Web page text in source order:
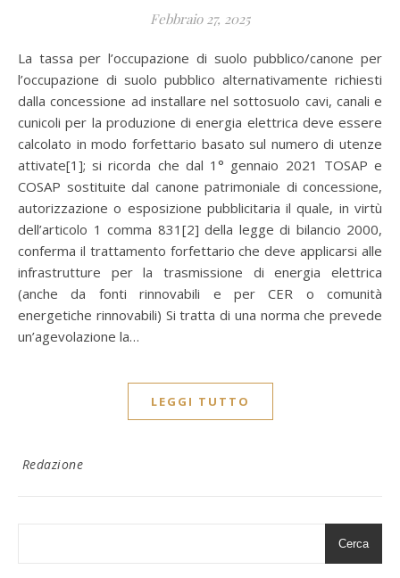
Febbraio 27, 2025
La tassa per l’occupazione di suolo pubblico/canone per
l’occupazione di suolo pubblico alternativamente richiesti
dalla concessione ad installare nel sottosuolo cavi, canali e
cunicoli per la produzione di energia elettrica deve essere
calcolato in modo forfettario basato sul numero di utenze
attivate[1]; si ricorda che dal 1° gennaio 2021 TOSAP e
COSAP sostituite dal canone patrimoniale di concessione,
autorizzazione o esposizione pubblicitaria il quale, in virtù
dell’articolo 1 comma 831[2] della legge di bilancio 2000,
conferma il trattamento forfettario che deve applicarsi alle
infrastrutture per la trasmissione di energia elettrica
(anche da fonti rinnovabili e per CER o comunità
energetiche rinnovabili) Si tratta di una norma che prevede
un’agevolazione la…
LEGGI TUTTO
Redazione
Cerca